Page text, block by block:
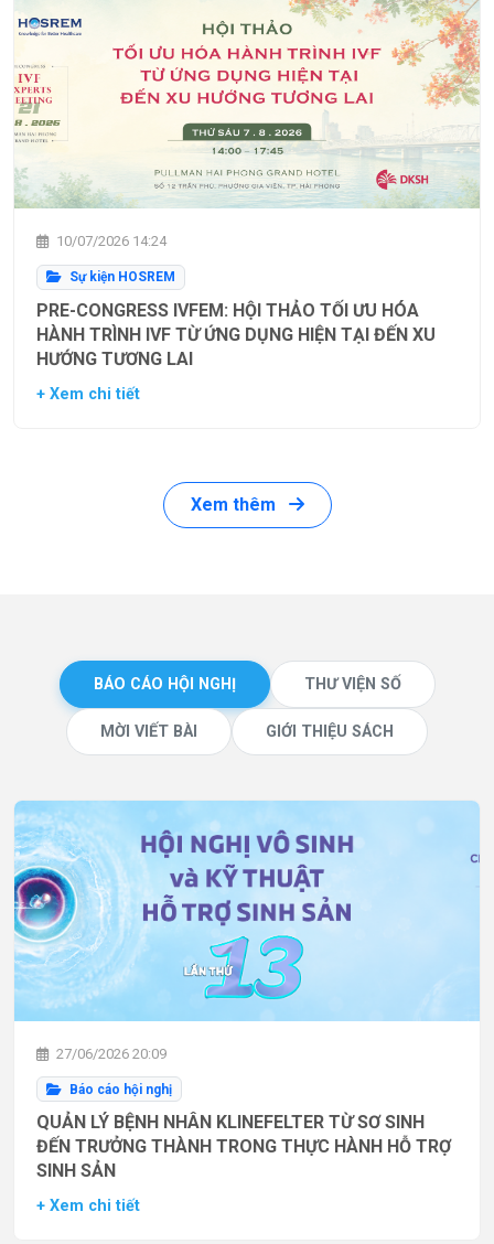
10/07/2026 14:24
Sự kiện HOSREM
PRE-CONGRESS IVFEM: HỘI THẢO TỐI ƯU HÓA
HÀNH TRÌNH IVF TỪ ỨNG DỤNG HIỆN TẠI ĐẾN XU
HƯỚNG TƯƠNG LAI
+ Xem chi tiết
Xem thêm
BÁO CÁO HỘI NGHỊ THƯ VIỆN SỐ
MỜI VIẾT BÀI GIỚI THIỆU SÁCH
27/06/2026 20:09
Báo cáo hội nghị
QUẢN LÝ BỆNH NHÂN KLINEFELTER TỪ SƠ SINH
ĐẾN TRƯỞNG THÀNH TRONG THỰC HÀNH HỖ TRỢ
SINH SẢN
+ Xem chi tiết